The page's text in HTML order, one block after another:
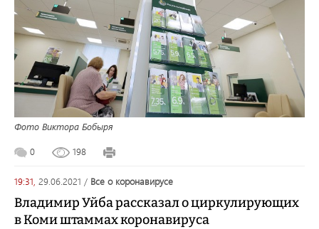
Фото Виктора Бобыря
0 198
19:31, 29.06.2021 / все о коронавирусе
Владимир Уйба рассказал о циркулирующих
в Коми штаммах коронавируса